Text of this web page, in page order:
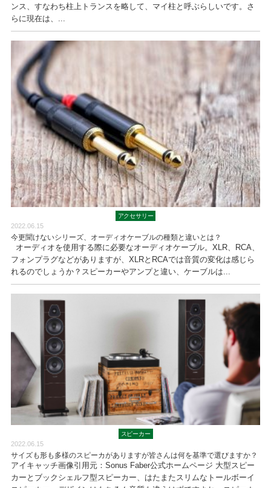
ンス、すなわち柱上トランスを略して、マイ柱と呼ぶらしいです。さ
らに現在は、...
アクセサリー
2022.06.15
今更聞けないシリーズ、オーディオケーブルの種類と違いとは？
オーディオを使用する際に必要なオーディオケーブル。XLR、RCA、
フォンプラグなどがありますが、XLRとRCAでは音質の変化は感じら
れるのでしょうか？スピーカーやアンプと違い、ケーブルは...
スピーカー
2022.06.15
サイズも形も多様のスピーカがありますが皆さんは何を基準で選びますか？
アイキャッチ画像引用元：Sonus Faber公式ホームページ 大型スピー
カーとブックシェルフ型スピーカー、はたまたスリムなトールボーイ